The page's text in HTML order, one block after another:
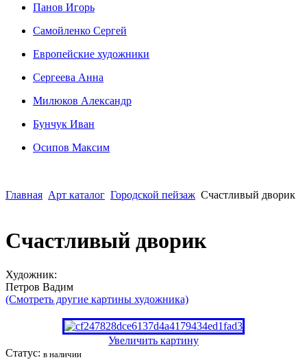
Панов Игорь
Сaмoйленко Сергей
Европейские художники
Сергеева Анна
Милюков Александр
Бунчук Иван
Осипoв Максим
Главная Арт каталог Городской пейзаж Счастливый дворик
Счастливый дворик
Художник:
Петров Вадим
(Смотреть другие картины художника)
Увеличить картину
Статус: в наличии